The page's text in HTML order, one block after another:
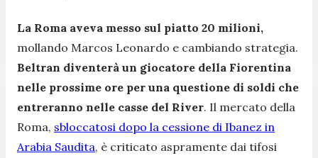
La Roma aveva messo sul piatto 20 milioni,
mollando Marcos Leonardo e cambiando strategia.
Beltran diventerà un giocatore della Fiorentina
nelle prossime ore per una questione di soldi che
entreranno nelle casse del River. Il mercato della
Roma, sbloccatosi dopo la cessione di Ibanez in
Arabia Saudita, è criticato aspramente dai tifosi